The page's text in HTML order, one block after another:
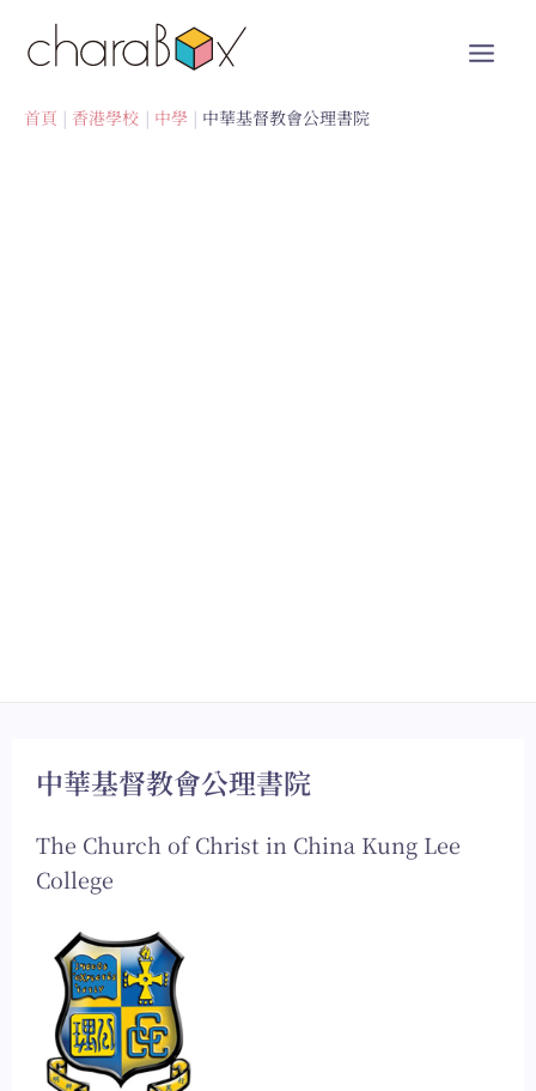
首頁 香港學校 中學 中華基督教會公理書院
中華基督教會公理書院
The Church of Christ in China Kung Lee
College